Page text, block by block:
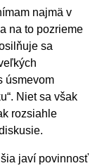
najmä v
na to pozrieme
sa
úsmevom
Niet sa však
rozsiahle
javí povinnosť